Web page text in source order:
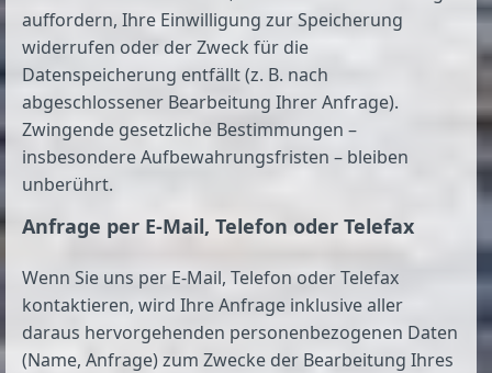
auffordern, Ihre Einwilligung zur Speicherung
widerrufen oder der Zweck für die
Datenspeicherung entfällt (z. B. nach
abgeschlossener Bearbeitung Ihrer Anfrage).
Zwingende gesetzliche Bestimmungen –
insbesondere Aufbewahrungsfristen – bleiben
unberührt.
Anfrage per E-Mail, Telefon oder Telefax
Wenn Sie uns per E-Mail, Telefon oder Telefax
kontaktieren, wird Ihre Anfrage inklusive aller
daraus hervorgehenden personenbezogenen Daten
(Name, Anfrage) zum Zwecke der Bearbeitung Ihres